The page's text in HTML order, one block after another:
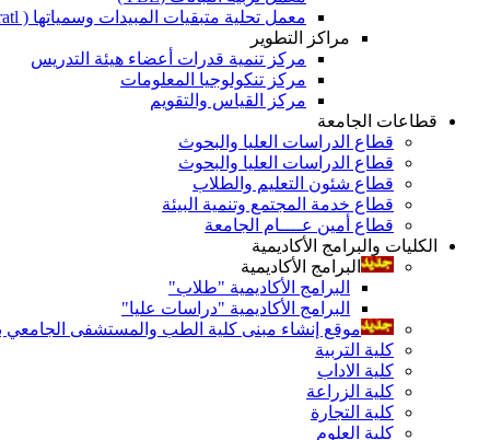
معمل تحلية متبقيات المبيدات وسمياتها ( Pratl )
مراكز التطوير
مركز تنمية قدرات أعضاء هيئة التدريس
مركز تنكولوجيا المعلومات
مركز القياس والتقويم
قطاعات الجامعة
قطاع الدراسات العليا والبحوث
قطاع الدراسات العليا والبحوث
قطاع شئون التعليم والطلاب
قطاع خدمة المجتمع وتنمية البيئة
قطاع أمين عــــام الجامعة
الكليات والبرامج الأكاديمية
البرامج الأكاديمية
البرامج الأكاديمية "طلاب"
البرامج الأكاديمية "دراسات عليا"
موقع إنشاء مبنى كلية الطب والمستشفى الجامعي
كلية التربية
كلية الاداب
كلية الزراعة
كلية التجارة
كلية العلوم